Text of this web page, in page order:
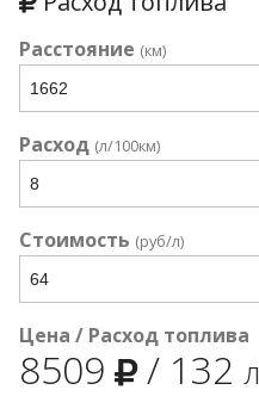
Расстояние (км)
Расход (л/100км)
Стоимость (руб/л)
Цена / Расход топлива
8509 / 132 л